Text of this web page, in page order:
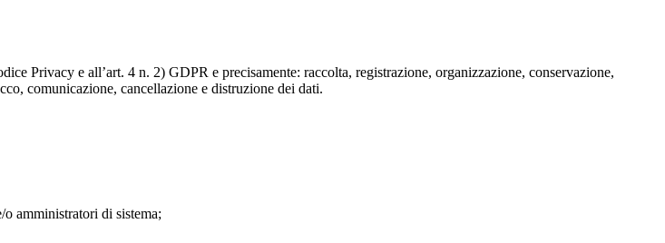
Privacy e all’art. 4 n. 2) GDPR e precisamente: raccolta, registrazione, organizzazione, conservazione,
comunicazione, cancellazione e distruzione dei dati.
amministratori di sistema;